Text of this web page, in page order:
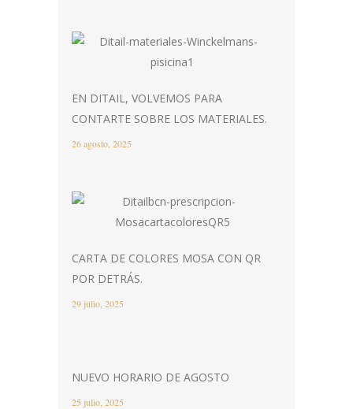
EN DITAIL, VOLVEMOS PARA
CONTARTE SOBRE LOS MATERIALES.
26 agosto, 2025
CARTA DE COLORES MOSA CON QR
POR DETRÁS.
29 julio, 2025
NUEVO HORARIO DE AGOSTO
25 julio, 2025